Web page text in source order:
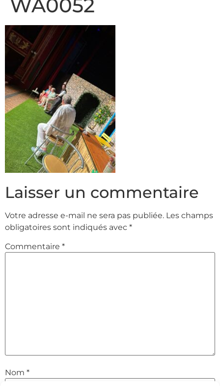
WA0052
Laisser un commentaire
Votre adresse e-mail ne sera pas publiée. Les champs
obligatoires sont indiqués avec *
Commentaire *
Nom *